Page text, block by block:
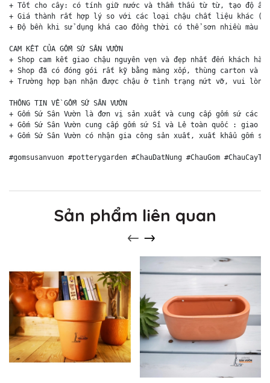
+ Tốt cho cây: có tính giữ nước và thẩm thấu từ từ, tạo độ ẩm
+ Giá thành rất hợp lý so với các loại chậu chất liệu khác
+ Độ bền khi sử dụng khá cao đồng thời có thể sơn nhiều màu
CAM KẾT CỦA GỐM SỨ SÂN VƯỜN
+ Shop cam kết giao chậu nguyên vẹn và đẹp nhất đến khách hàng
+ Shop đã có đóng gói rất kỹ bằng màng xốp, thùng carton và
+ Trường hợp bạn nhận được chậu ở tình trạng nứt vỡ, vui lòng
THÔNG TIN VỀ GỐM SỨ SÂN VƯỜN
+ Gốm Sứ Sân Vườn là đơn vị sản xuất và cung cấp gốm sứ
+ Gốm Sứ Sân Vườn cung cấp gốm sứ Sỉ và Lẻ toàn quốc :
+ Gốm Sứ Sân Vườn có nhận gia công sản xuất, xuất khẩu gốm sứ
#gomsusanvuon #potterygarden #ChauDatNung #ChauGom
Sản phẩm liên quan